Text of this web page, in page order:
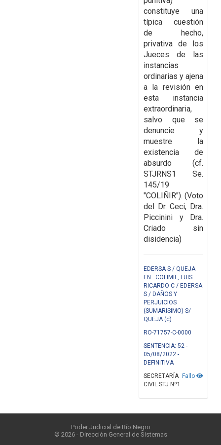
constituye una
típica cuestión
de hecho,
privativa de los
Jueces de las
instancias
ordinarias y ajena
a la revisión en
esta instancia
extraordinaria,
salvo que se
denuncie y
muestre la
existencia de
absurdo (cf.
STJRNS1 Se.
145/19
"COLIÑIR"). (Voto
del Dr. Ceci, Dra.
Piccinini y Dra.
Criado sin
disidencia)
EDERSA S / QUEJA
EN : COLIMIL, LUIS
RICARDO C / EDERSA
S / DAÑOS Y
PERJUICIOS
(SUMARISIMO) S/
QUEJA (c)
RO-71757-C-0000
SENTENCIA: 52 -
05/08/2022 -
DEFINITIVA
Fallo
SECRETARÍA
CIVIL STJ Nº1